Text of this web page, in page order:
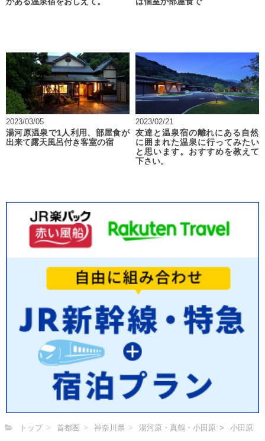
2023/03/05
湯河原温泉で1人利用、部屋食が
出来て露天風呂付き客室の宿
2023/02/21
友達と温泉宿の離れにある自然
に囲まれた温泉に行ってみたい
と思います。おすすめを教えて
下さい。
トップ 首都圏 神奈川県 湯河原・真鶴・小田原 小田原